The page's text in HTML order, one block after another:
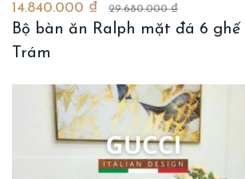
14.840.000 ₫ 29.680.000 ₫
Bộ bàn ăn Ralph mặt đá 6 ghế
Trám